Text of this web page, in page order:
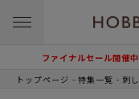
ファイナルセール開催
トップページ 特集一覧 刺